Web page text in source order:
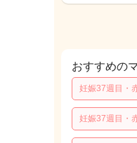
おすすめの
妊娠37週目・
妊娠37週目・